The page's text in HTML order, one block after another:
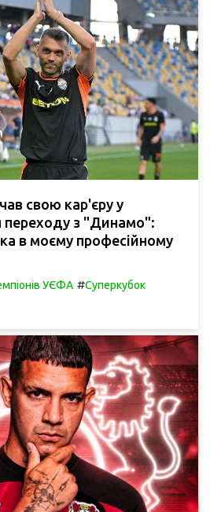
свою кар'єру у
переходу з "Динамо":
в моєму професійному
УЄФА #Суперкубок